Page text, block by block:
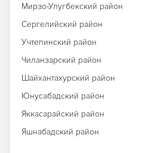
Мирзо-Улугбекский район
Сергелийский район
Учтепинский район
Чиланзарский район
Шайхантахурский район
Юнусабадский район
Яккасарайский район
Яшнабадский район